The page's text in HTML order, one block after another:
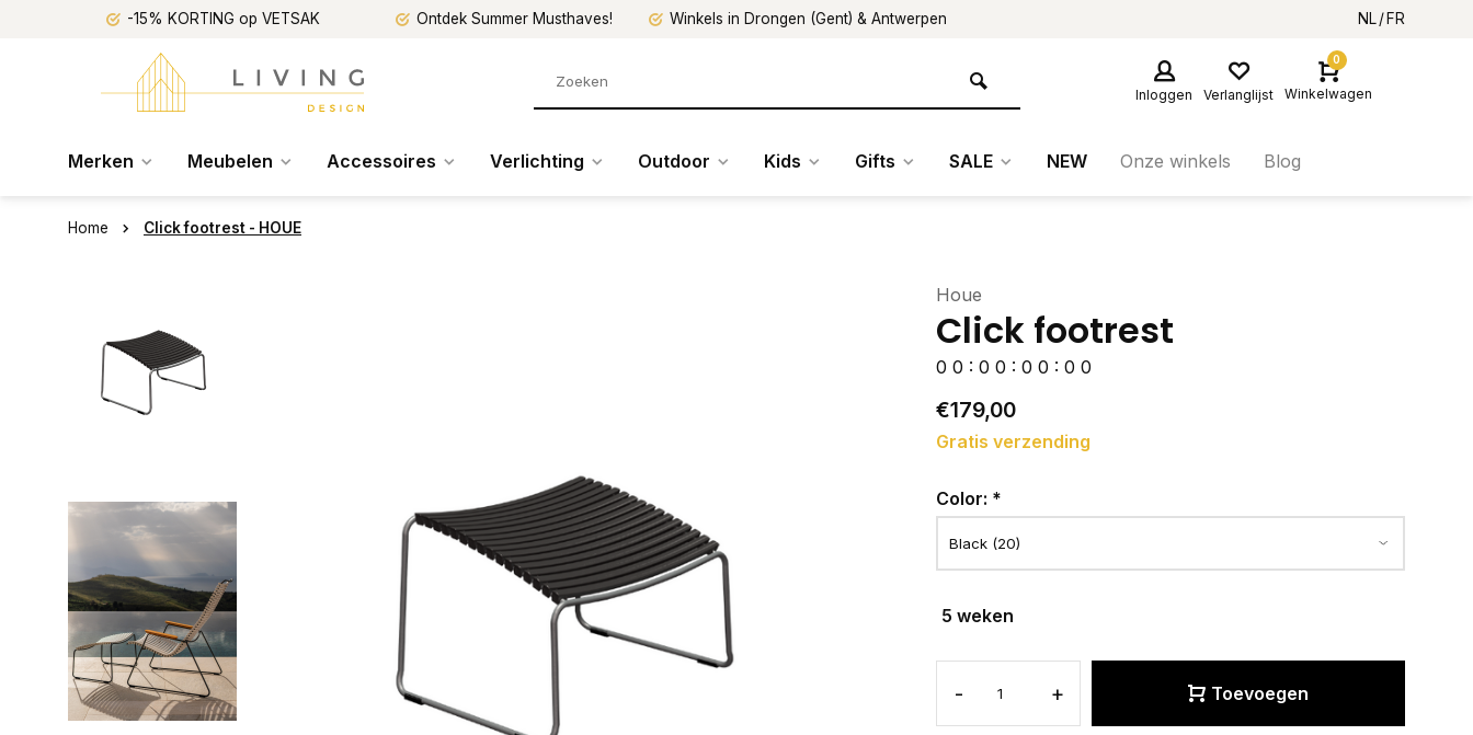
-15% KORTING op VETSAK Ontdek Summer Musthaves! Winkels in Drongen (Gent) & Antwerpen NL FR
Inloggen Verlanglijst
0
Winkelwagen
Merken Meubelen Accessoires Verlichting Outdoor Kids Gifts SALE NEW Onze winkels Blog
Home Click footrest - HOUE
Houe
Click footrest
0 0 : 0 0 : 0 0 : 0 0
€179,00
Gratis verzending
Color: *
5 weken
- + Toevoegen